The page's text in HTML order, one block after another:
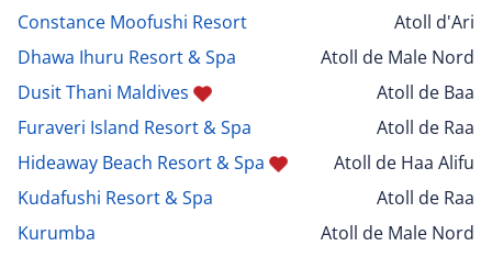
Constance Moofushi Resort
Atoll d'Ari
Dhawa Ihuru Resort & Spa
Atoll de Male Nord
Dusit Thani Maldives
Atoll de Baa
Furaveri Island Resort & Spa
Atoll de Raa
Hideaway Beach Resort & Spa
Atoll de Haa Alifu
Kudafushi Resort & Spa
Atoll de Raa
Kurumba
Atoll de Male Nord